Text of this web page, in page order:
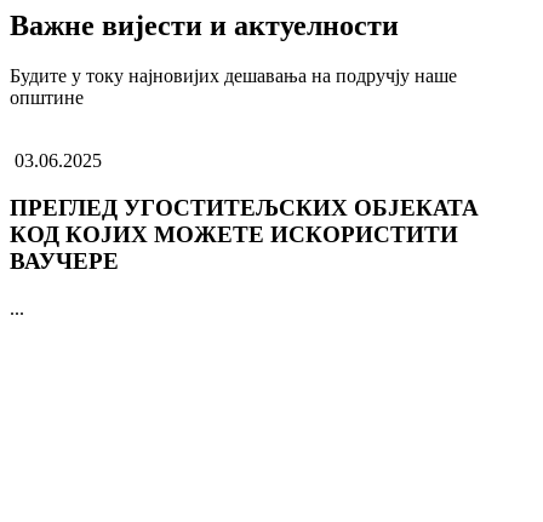
Важне вијести и актуелности
Будите у току најновијих дешавања на подручју наше
општине
03.06.2025
ПРЕГЛЕД УГОСТИТЕЉСКИХ ОБЈЕКАТА
КОД КОЈИХ МОЖЕТЕ ИСКОРИСТИТИ
ВАУЧЕРЕ
...